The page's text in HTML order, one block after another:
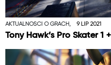
AKTUALNOŚCI O GRACH, 9 LIP 2021
Tony Hawk’s Pro Skater 1